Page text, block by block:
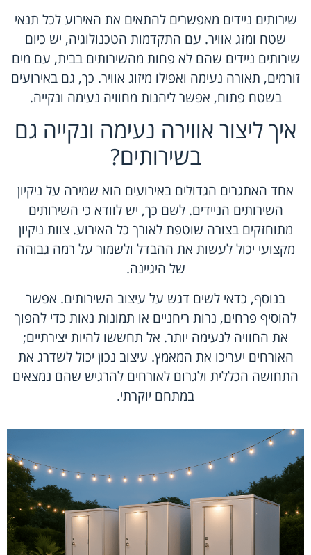
שירותים ניידים מאפשרים להתאים את האירוע לכל תנאי
שטח ומזג אוויר. עם התקדמות הטכנולוגיה, יש כיום
שירותים ניידים שהם לא פחות מהשירותים בבית, עם מים
זורמים, תאורה נעימה ואפילו מיזוג אוויר. כך, גם באירועים
בשטח פתוח, אפשר ליהנות מחוויה נעימה ונקייה.
איך ליצור אווירה נעימה ונקייה גם
בשירותים?
אחד האתגרים הגדולים באירועים הוא שמירה על ניקיון
השירותים הניידים. לשם כך, יש לוודא כי השירותים
מתוחזקים בצורה שוטפת לאורך כל האירוע. צוות ניקיון
מקצועי יכול לעשות את ההבדל ולשמור על רמה גבוהה
של היגיינה.
בנוסף, כדאי לשים דגש על עיצוב השירותים. אפשר
להוסיף פרחים, נרות ריחניים או תמונות נאות כדי להפוך
את החוויה לנעימה יותר. אל תחששו להיות יצירתיים;
האורחים יעריכו את המאמץ. עיצוב נכון יכול לשדרג את
התחושה הכללית ולגרום לאורחים להרגיש שהם נמצאים
במתחם יוקרתי.